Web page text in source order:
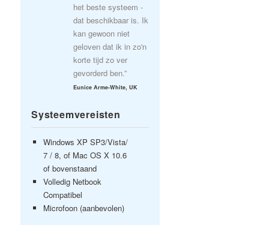
het beste systeem -
dat beschikbaar is. Ik
kan gewoon niet
geloven dat ik in zo'n
korte tijd zo ver
gevorderd ben.”
Eunice Arme-White, UK
Systeemvereisten
Windows XP SP3/Vista/
7 / 8, of Mac OS X 10.6
of bovenstaand
Volledig Netbook
Compatibel
Microfoon (aanbevolen)